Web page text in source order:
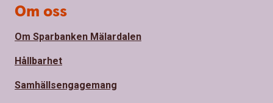
Om oss
Om Sparbanken Mälardalen
Hållbarhet
Samhällsengagemang